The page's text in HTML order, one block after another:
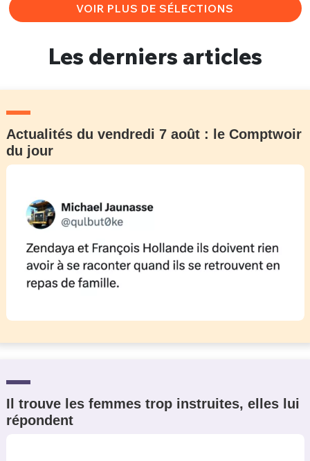
VOIR PLUS DE SÉLECTIONS
Les derniers articles
Actualités du vendredi 7 août : le Comptwoir
du jour
Il trouve les femmes trop instruites, elles lui
répondent